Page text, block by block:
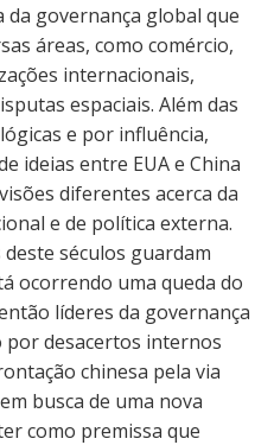
da governança global que
áreas, como comércio,
internacionais,
espaciais. Além das
e por influência,
ideias entre EUA e China
diferentes acerca da
e de política externa.
séculos guardam
ocorrendo uma queda do
líderes da governança
desacertos internos
chinesa pela via
busca de uma nova
como premissa que